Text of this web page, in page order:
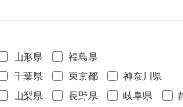
山形県
福島県
千葉県 東京都
神奈川県
山梨県 長野県 岐阜県